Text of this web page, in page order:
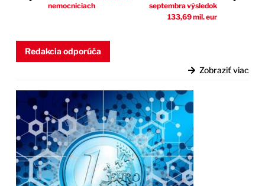
nemocniciach
septembra výsledok
133,69 mil. eur
Redakcia odporúča
Zobraziť viac